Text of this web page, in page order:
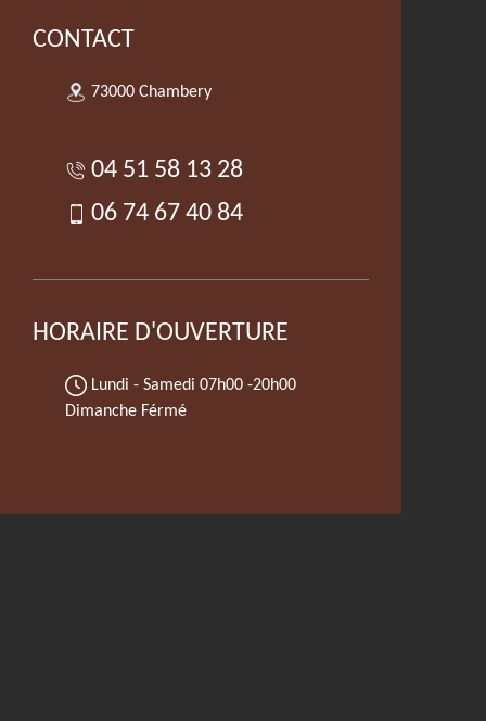
CONTACT
73000 Chambery
04 51 58 13 28
06 74 67 40 84
HORAIRE D'OUVERTURE
Lundi - Samedi 07h00 -20h00
Dimanche Férmé